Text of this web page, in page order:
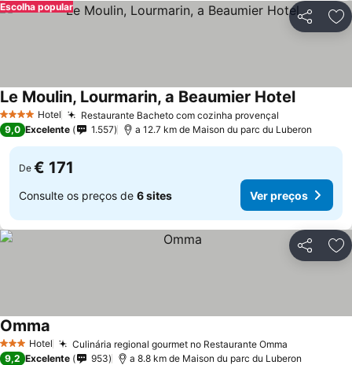
Partilhar
Escolha popular
4 EstrelasHotel Restaurante Bacheto com cozinha provençal
Le Moulin, Lourmarin, a Beaumier Hotel
9,0 Excelente 1.557 a 12.7 km de Maison du parc du Luberon
De € 171
Consulte os preços de 6 sites Ver preços
Partilhar
3 EstrelasHotel Culinária regional gourmet no Restaurante Omma
Omma
9,2 Excelente 953 a 8.8 km de Maison du parc du Luberon